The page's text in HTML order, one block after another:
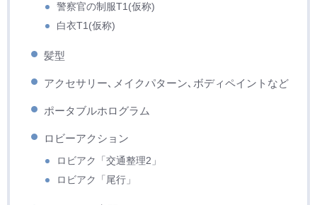
警察官の制服T1(仮称)
白衣T1(仮称)
髪型
アクセサリー､メイクパターン､ボディペイントなど
ポータブルホログラム
ロビーアクション
ロビアク「交通整理2」
ロビアク「尾行」